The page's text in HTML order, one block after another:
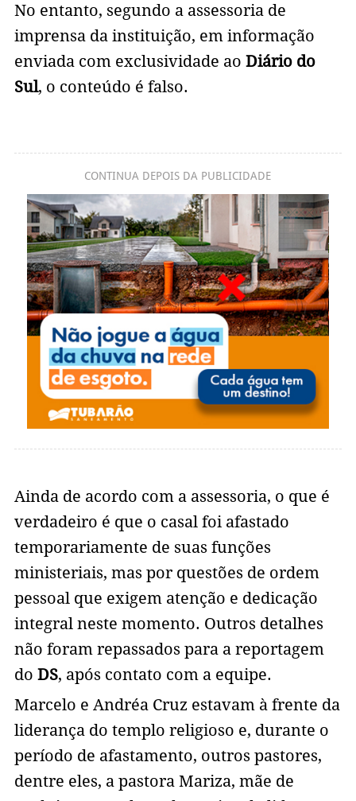
No entanto, segundo a assessoria de
imprensa da instituição, em informação
enviada com exclusividade ao Diário do
Sul, o conteúdo é falso.
CONTINUA DEPOIS DA PUBLICIDADE
Ainda de acordo com a assessoria, o que é
verdadeiro é que o casal foi afastado
temporariamente de suas funções
ministeriais, mas por questões de ordem
pessoal que exigem atenção e dedicação
integral neste momento. Outros detalhes
não foram repassados para a reportagem
do DS, após contato com a equipe.
Marcelo e Andréa Cruz estavam à frente da
liderança do templo religioso e, durante o
período de afastamento, outros pastores,
dentre eles, a pastora Mariza, mãe de